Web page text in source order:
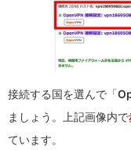
接続する国を選んで「
ましょう。上記画像内で
ています。